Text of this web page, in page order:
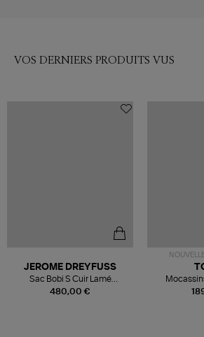
VOS DERNIERS PRODUITS VUS
480,00 €
JEROME DREYFUSS
Sac Bobi S Cuir Lamé
Champagne